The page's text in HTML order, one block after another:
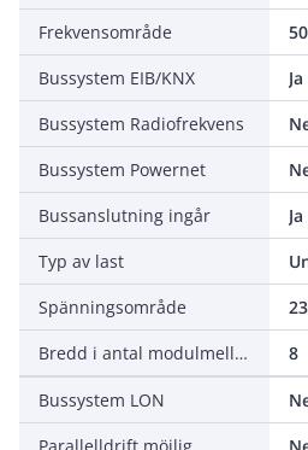
Frekvensområde
Bussystem EIB/KNX
Ja
Bussystem Radiofrekvens
Bussystem Powernet
Bussanslutning ingår
Ja
Typ av last
Spänningsområde
Bredd i antal modulmellanrum
8
Bussystem LON